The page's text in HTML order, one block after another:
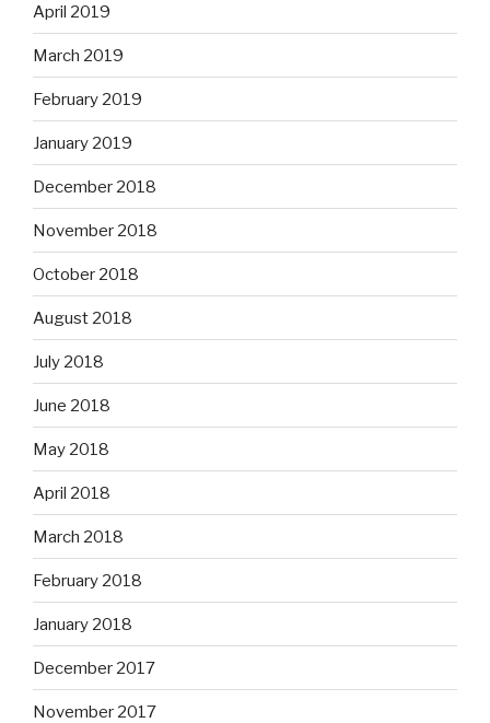
April 2019
March 2019
February 2019
January 2019
December 2018
November 2018
October 2018
August 2018
July 2018
June 2018
May 2018
April 2018
March 2018
February 2018
January 2018
December 2017
November 2017